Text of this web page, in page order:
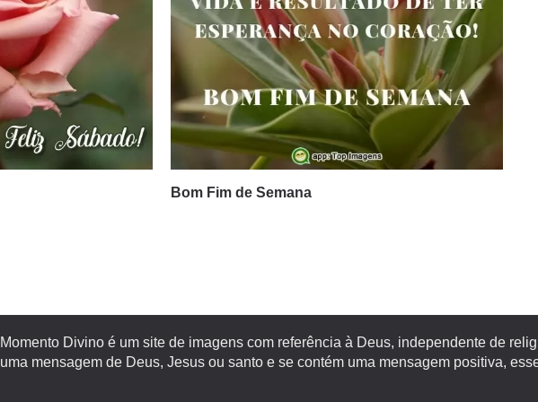
Bom Fim de Semana
Momento Divino é um site de imagens com referência à Deus, independente de
uma mensagem de Deus, Jesus ou santo e se contém uma mensagem positiva,